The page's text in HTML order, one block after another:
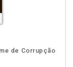
de Corrupção